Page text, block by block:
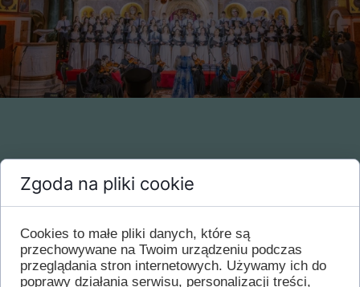
Ważne wydarzenie w naszej parafii.
CHRYSTOS WOSKRESIE.
W najbliższą niedzielę 17.05 do naszej Cerkwii Św.
Zgoda na pliki cookie
Cookies to małe pliki danych, które są
przechowywane na Twoim urządzeniu podczas
przeglądania stron internetowych. Używamy ich do
poprawy działania serwisu, personalizacji treści,